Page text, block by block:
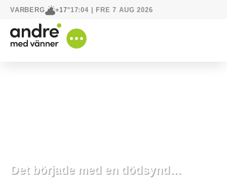
VARBERG +17°17:04 | FRE 7 AUG 2026
Det började med en dödsynd…